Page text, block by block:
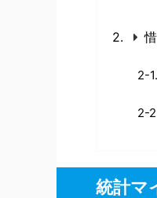
統計マ